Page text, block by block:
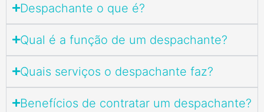
Despachante o que é?
Qual é a função de um despachante?
Quais serviços o despachante faz?
Benefícios de contratar um despachante?